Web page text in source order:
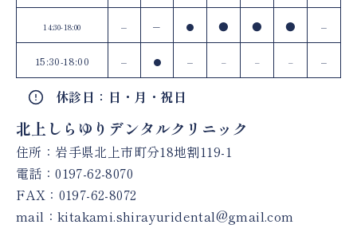
14:30-18:00 – – ● ● ● ● –
15:30-18:00 – ● – – – – –
休診日：日・月・祝日
北上しらゆりデンタルクリニック
住所：岩手県北上市町分18地割119-1
電話：0197-62-8070
FAX：0197-62-8072
mail： kitakami.shirayuridental@gmail.com